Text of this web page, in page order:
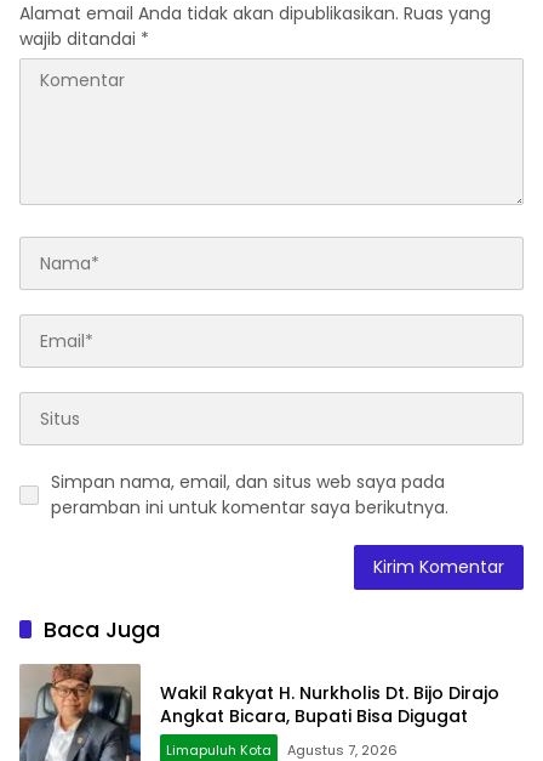
Alamat email Anda tidak akan dipublikasikan. Ruas yang
wajib ditandai *
Simpan nama, email, dan situs web saya pada
peramban ini untuk komentar saya berikutnya.
Baca Juga
Wakil Rakyat H. Nurkholis Dt. Bijo Dirajo
Angkat Bicara, Bupati Bisa Digugat
Limapuluh Kota Agustus 7, 2026